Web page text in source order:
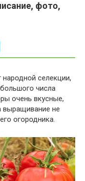
фото,
селекции,
числа
очень вкусные,
выращивание не
огородника.